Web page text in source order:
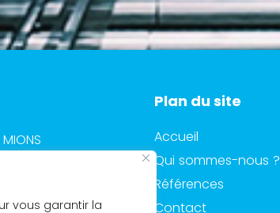
vous garantir la
Plan du site
Accueil
Qui sommes-nous ?
Références
Contact